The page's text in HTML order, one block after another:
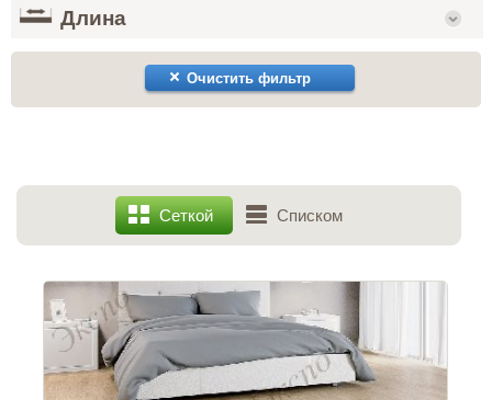
Длина
Очистить фильтр
Сеткой Списком